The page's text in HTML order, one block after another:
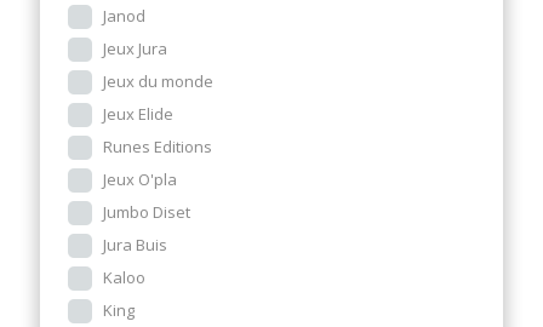
Janod
Jeux Jura
Jeux du monde
Jeux Elide
Runes Editions
Jeux O'pla
Jumbo Diset
Jura Buis
Kaloo
King